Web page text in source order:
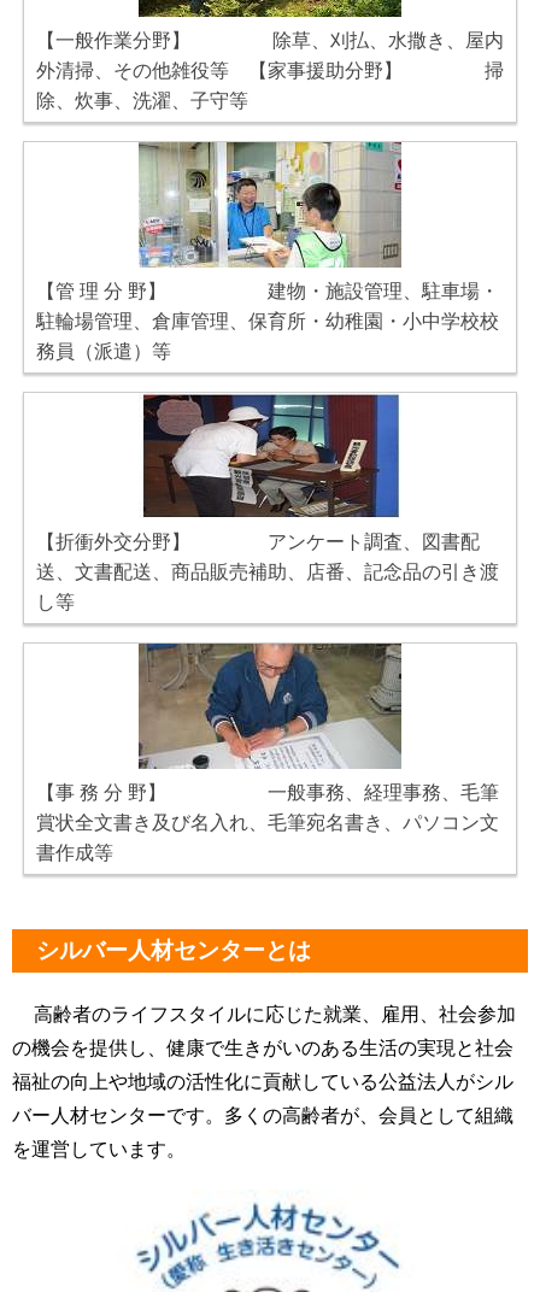
【一般作業分野】 除草、刈払、水撒き、屋内
外清掃、その他雑役等 【家事援助分野】 掃
除、炊事、洗濯、子守等
【管 理 分 野】 建物・施設管理、駐車場・
駐輪場管理、倉庫管理、保育所・幼稚園・小中学校校
務員（派遣）等
【折衝外交分野】 アンケート調査、図書配
送、文書配送、商品販売補助、店番、記念品の引き渡
し等
【事 務 分 野】 一般事務、経理事務、毛筆
賞状全文書き及び名入れ、毛筆宛名書き、パソコン文
書作成等
シルバー人材センターとは
高齢者のライフスタイルに応じた就業、雇用、社会参加
の機会を提供し、健康で生きがいのある生活の実現と社会
福祉の向上や地域の活性化に貢献している公益法人がシル
バー人材センターです。多くの高齢者が、会員として組織
を運営しています。